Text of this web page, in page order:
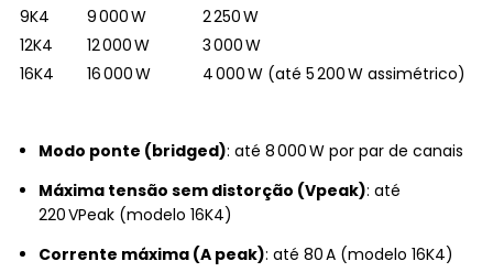
9K4
9 000 W
2 250 W
12K4
12 000 W
3 000 W
16K4
16 000 W 4 000 W (até 5 200 W assimétrico)
Modo ponte (bridged): até 8 000 W por par de canais
Máxima tensão sem distorção (Vpeak): até
220 VPeak (modelo 16K4)
Corrente máxima (A peak): até 80 A (modelo 16K4)